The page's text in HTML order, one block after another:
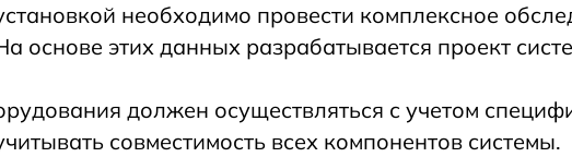
необходимо провести комплексное
основе этих данных разрабатывается проект
должен осуществляться с учетом
совместимость всех компонентов системы.